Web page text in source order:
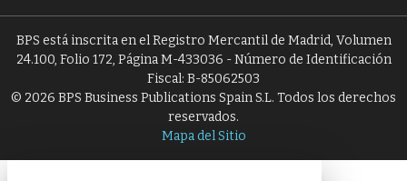
BPS está inscrita en el Registro Mercantil de Madrid, Volumen
24.100, Folio 172, Página M-433036 - Número de Identificación
Fiscal: B-85062503
© 2026 BPS Business Publications Spain S.L. Todos los derechos
reservados.
Mapa del Sitio